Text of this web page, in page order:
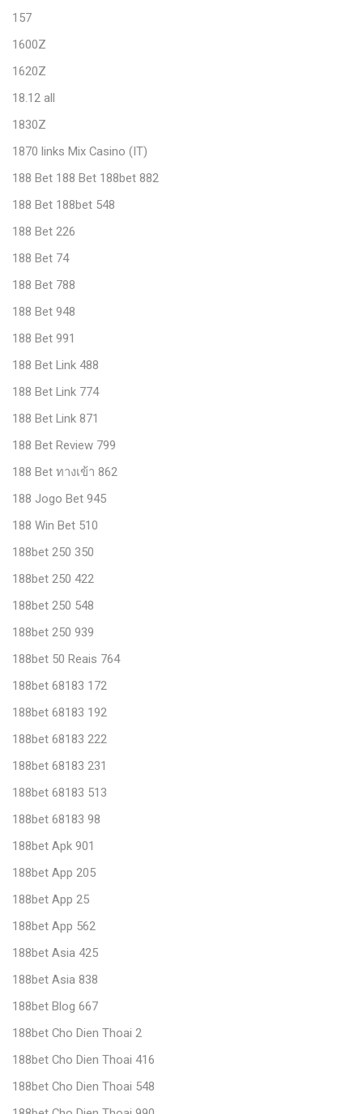
157
1600Z
1620Z
18.12 all
1830Z
1870 links Mix Casino (IT)
188 Bet 188 Bet 188bet 882
188 Bet 188bet 548
188 Bet 226
188 Bet 74
188 Bet 788
188 Bet 948
188 Bet 991
188 Bet Link 488
188 Bet Link 774
188 Bet Link 871
188 Bet Review 799
188 Bet ทางเข้า 862
188 Jogo Bet 945
188 Win Bet 510
188bet 250 350
188bet 250 422
188bet 250 548
188bet 250 939
188bet 50 Reais 764
188bet 68183 172
188bet 68183 192
188bet 68183 222
188bet 68183 231
188bet 68183 513
188bet 68183 98
188bet Apk 901
188bet App 205
188bet App 25
188bet App 562
188bet Asia 425
188bet Asia 838
188bet Blog 667
188bet Cho Dien Thoai 2
188bet Cho Dien Thoai 416
188bet Cho Dien Thoai 548